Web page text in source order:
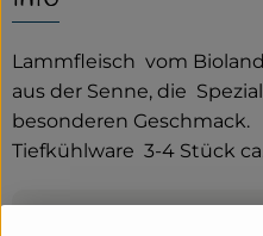
Lammfleisch vom
aus der Senne, die
besonderen Geschmack.
Tiefkühlware 3-4 Stück